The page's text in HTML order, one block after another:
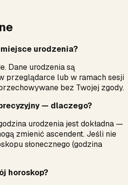
urodzenia?
Dane urodzenia są
przeglądarce lub w ramach sesji
bez Twojej zgody.
— dlaczego?
urodzenia jest dokładna —
zmienić ascendent. Jeśli nie
słonecznego (godzina
horoskop?